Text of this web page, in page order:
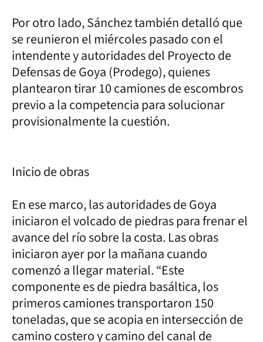
Por otro lado, Sánchez también detalló que
se reunieron el miércoles pasado con el
intendente y autoridades del Proyecto de
Defensas de Goya (Prodego), quienes
plantearon tirar 10 camiones de escombros
previo a la competencia para solucionar
provisionalmente la cuestión.
Inicio de obras
En ese marco, las autoridades de Goya
iniciaron el volcado de piedras para frenar el
avance del río sobre la costa. Las obras
iniciaron ayer por la mañana cuando
comenzó a llegar material. “Este
componente es de piedra basáltica, los
primeros camiones transportaron 150
toneladas, que se acopia en intersección de
camino costero y camino del canal de